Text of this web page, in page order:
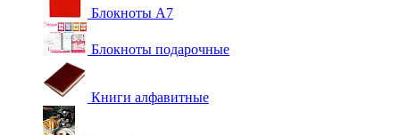
Блокноты А7
Блокноты подарочные
Книги алфавитные